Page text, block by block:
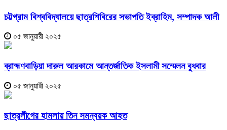
চট্টগ্রাম বিশ্ববিদ্যালয়ে ছাত্রশিবিরের সভাপতি ইব্রাহিম, সম্পাদক আলী
০৫ জানুয়ারী ২০২৫
ব্রাহ্মণবাড়িয়া দারুল আরকামে আন্তর্জাতিক ইসলামী সম্মেলন বুধবার
০৫ জানুয়ারী ২০২৫
ছাত্রলীগের হামলায় তিন সমন্বয়ক আহত